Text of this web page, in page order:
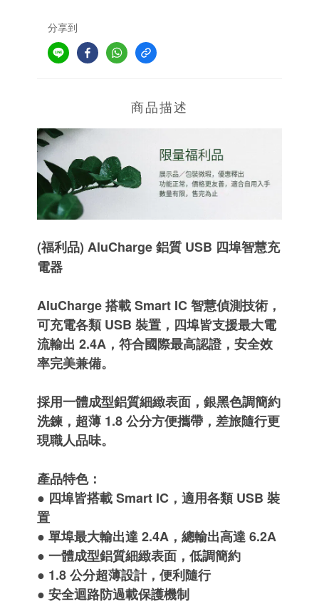
分享到
商品描述
(福利品) AluCharge 鋁質 USB 四埠智慧充
電器
AluCharge 搭載 Smart IC 智慧偵測技術，
可充電各類 USB 裝置，四埠皆支援最大電
流輸出 2.4A，符合國際最高認證，安全效
率完美兼備。
採用一體成型鋁質細緻表面，銀黑色調簡約
洗鍊，超薄 1.8 公分方便攜帶，差旅隨行更
現職人品味。
產品特色：
● 四埠皆搭載 Smart IC，適用各類 USB 裝
置
● 單埠最大輸出達 2.4A，總輸出高達 6.2A
● 一體成型鋁質細緻表面，低調簡約
● 1.8 公分超薄設計，便利隨行
●安全迴路防過載保護機制